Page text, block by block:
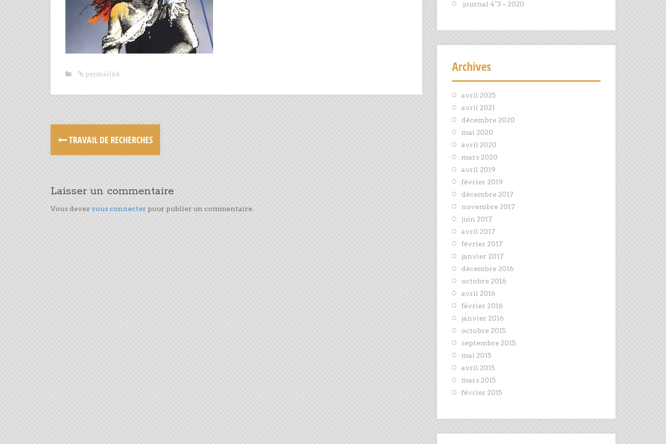
permalink
TRAVAIL DE RECHERCHES
Laisser un commentaire
Vous devez vous connecter pour publier un commentaire.
journal 4°3 – 2020
Archives
avril 2025
avril 2021
décembre 2020
mai 2020
avril 2020
mars 2020
avril 2019
février 2019
décembre 2017
novembre 2017
juin 2017
avril 2017
février 2017
janvier 2017
décembre 2016
octobre 2016
avril 2016
février 2016
janvier 2016
octobre 2015
septembre 2015
mai 2015
avril 2015
mars 2015
février 2015